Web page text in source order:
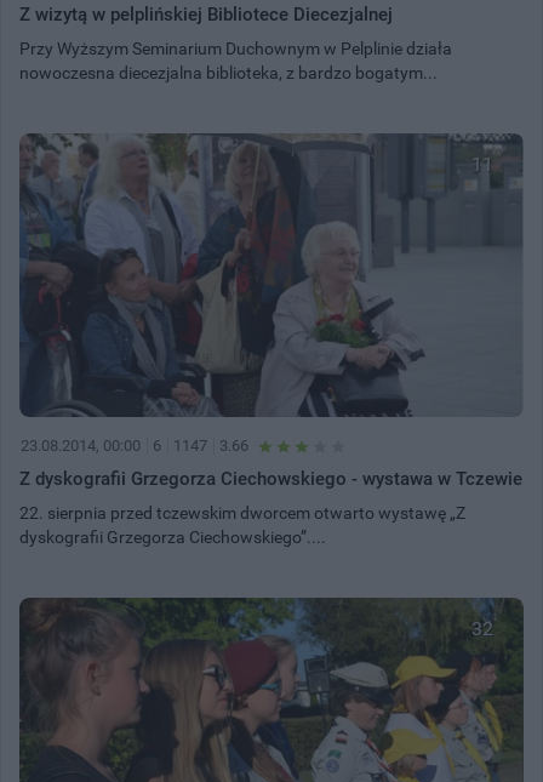
Z wizytą w pelplińskiej Bibliotece Diecezjalnej
Przy Wyższym Seminarium Duchownym w Pelplinie działa
nowoczesna diecezjalna biblioteka, z bardzo bogatym...
11
23.08.2014, 00:00 6 1147 3.66
Z dyskografii Grzegorza Ciechowskiego - wystawa w Tczewie
22. sierpnia przed tczewskim dworcem otwarto wystawę „Z
dyskografii Grzegorza Ciechowskiego”....
32